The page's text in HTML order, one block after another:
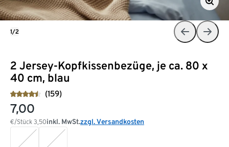
2 Jersey-Kopfkissenbezüge, je ca. 80 x
40 cm, blau
(159)
7,00
€/Stück 3,50inkl. MwSt.zzgl. Versandkosten
1/2